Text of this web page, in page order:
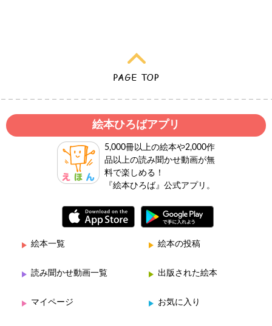
絵本ひろばアプリ
5,000冊以上の絵本や2,000作
品以上の読み聞かせ動画が無
料で楽しめる！
『絵本ひろば』公式アプリ。
絵本一覧 絵本の投稿
読み聞かせ動画一覧 出版された絵本
マイページ お気に入り